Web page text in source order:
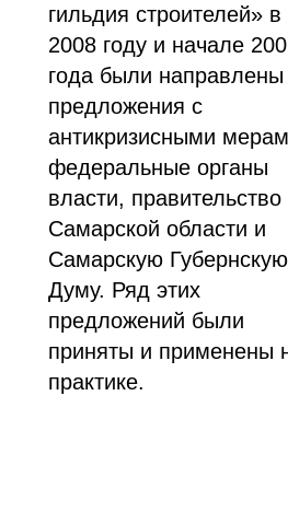
гильдия строителей» в
2008 году и начале
года были направлены
предложения с
антикризисными
федеральные органы
власти, правительство
Самарской области и
Самарскую Губернскую
Думу. Ряд этих
предложений были
приняты и применены
практике.